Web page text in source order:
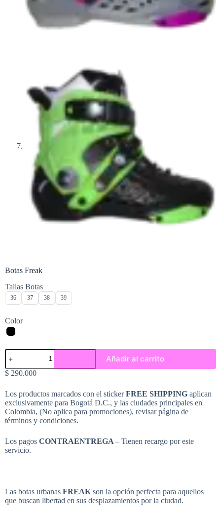
Botas Freak
Tallas Botas
36 37 38 39
Color
Botas
Freak
cantidad
Añadir al carrito
$ 290.000
Los productos marcados con el stickerFREE SHIPPING aplican
exclusivamente para Bogotá D.C., y las ciudades principales en
Colombia, (No aplica para promociones), revisar página de
términos y condiciones.
Los pagos CONTRAENTREGA – Tienen recargo por este
servicio.
Las botas urbanas FREAK son la opción perfecta para aquellos
que buscan libertad en sus desplazamientos por la ciudad.